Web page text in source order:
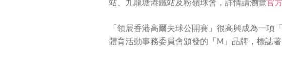
站、九龍塘港鐵站及粉嶺球會，詳情請瀏覽官
「領展香港高爾夫球公開賽」很高興成為一
體育活動事務委員會頒發的「M」品牌，標誌